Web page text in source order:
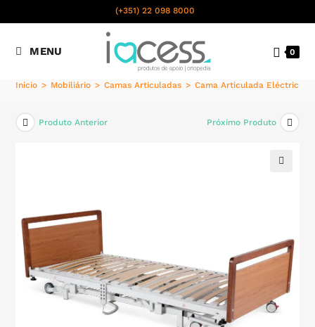
(+351) 22 098 8000
nacional
MENU 0
Início > Mobiliário > Camas Articuladas > Cama Articulada Eléctrica
Produto Anterior Próximo Produto